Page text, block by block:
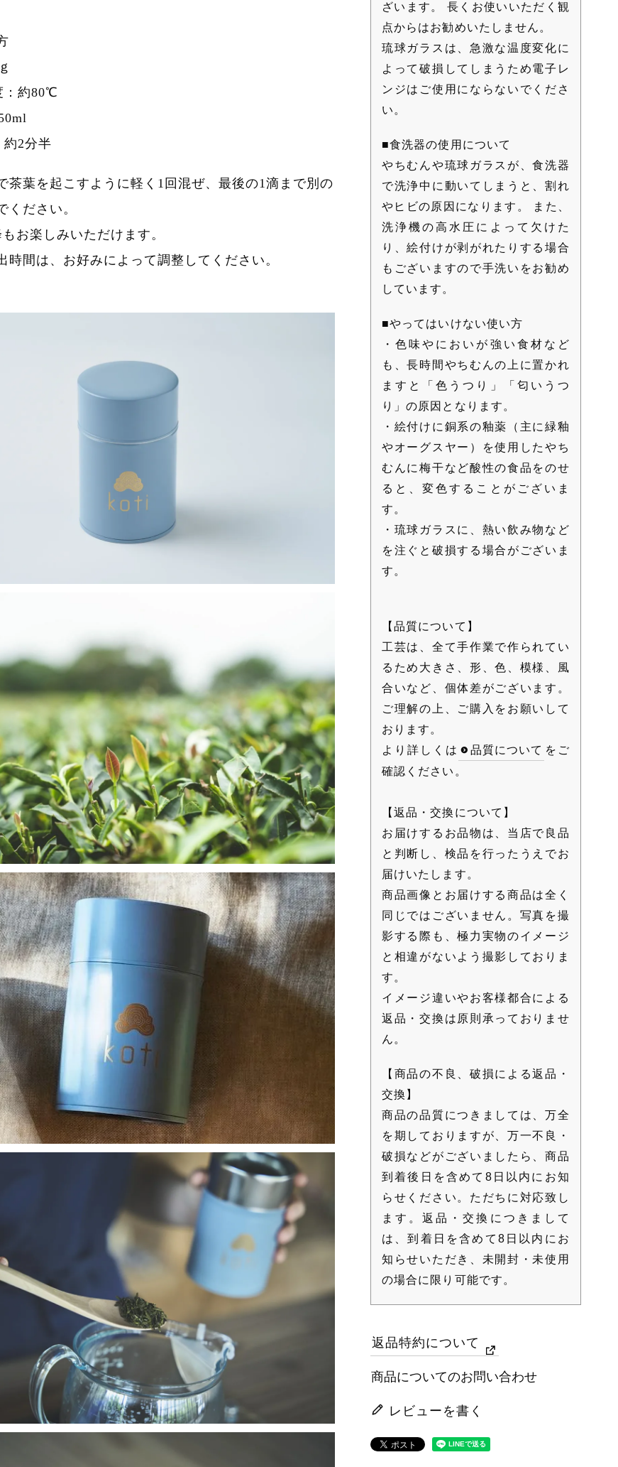
：約80℃
約2分半
茶葉を起こすように軽く1回混ぜ、最後の1滴まで別の
ください。
もお楽しみいただけます。
時間は、お好みによって調整してください。
ざいます。 長くお使いいただく観
点からはお勧めいたしません。
琉球ガラスは、急激な温度変化に
よって破損してしまうため電子レ
ンジはご使用にならないでくださ
い。
■食洗器の使用について
やちむんや琉球ガラスが、食洗器
で洗浄中に動いてしまうと、割れ
やヒビの原因になります。 また、
洗浄機の高水圧によって欠けた
り、絵付けが剥がれたりする場合
もございますので手洗いをお勧め
しています。
■やってはいけない使い方
・色味やにおいが強い食材など
も、長時間やちむんの上に置かれ
ますと「色うつり」「匂いうつ
り」の原因となります。
・絵付けに銅系の釉薬（主に緑釉
やオーグスヤー）を使用したやち
むんに梅干など酸性の食品をのせ
ると、変色することがございま
す。
・琉球ガラスに、熱い飲み物など
を注ぐと破損する場合がございま
す。
【品質について】
工芸は、全て手作業で作られてい
るため大きさ、形、色、模様、風
合いなど、個体差がございます。
ご理解の上、ご購入をお願いして
おります。
より詳しくは
品質について をご
確認ください。
【返品・交換について】
お届けするお品物は、当店で良品
と判断し、検品を行ったうえでお
届けいたします。
商品画像とお届けする商品は全く
同じではございません。写真を撮
影する際も、極力実物のイメージ
と相違がないよう撮影しておりま
す。
イメージ違いやお客様都合による
返品・交換は原則承っておりませ
ん。
【商品の不良、破損による返品・
交換】
商品の品質につきましては、万全
を期しておりますが、万一不良・
破損などがございましたら、商品
到着後日を含めて8日以内にお知
らせください。ただちに対応致し
ます。返品・交換につきまして
は、到着日を含めて8日以内にお
知らせいただき、未開封・未使用
の場合に限り可能です。
返品特約について
商品についてのお問い合わせ
レビューを書く